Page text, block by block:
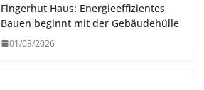
Fingerhut Haus: Energieeffizientes
Bauen beginnt mit der Gebäudehülle
01/08/2026